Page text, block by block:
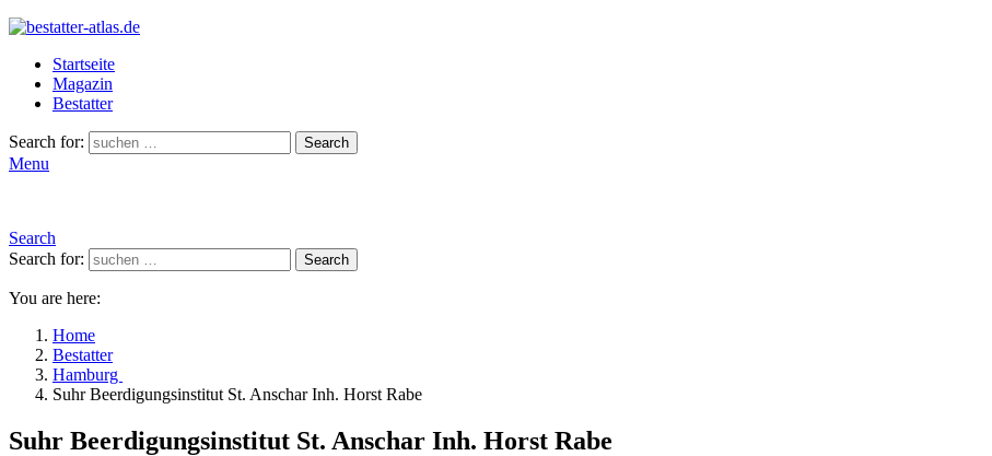
Startseite
Magazin
Bestatter
Search for: Search
Menu
Search
Search for:
Search
You are here:
Home
Bestatter
Hamburg
Suhr Beerdigungsinstitut St. Anschar Inh. Horst Rabe
Suhr Beerdigungsinstitut St. Anschar Inh. Horst Rabe